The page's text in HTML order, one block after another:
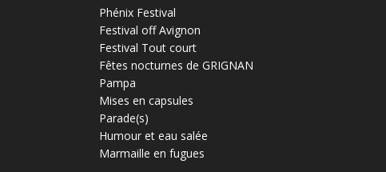
Phénix Festival
Festival off Avignon
Festival Tout court
Fêtes nocturnes de GRIGNAN
Pampa
Mises en capsules
Parade(s)
Humour et eau salée
Marmaille en fugues